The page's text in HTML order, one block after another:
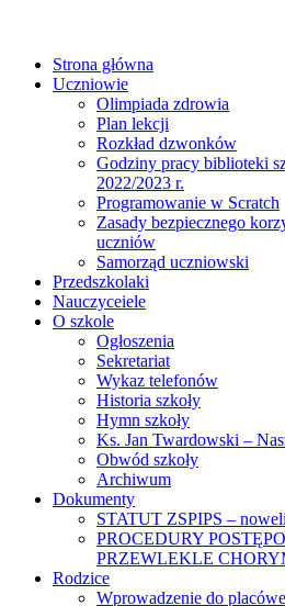
Strona główna
Uczniowie
Olimpiada zdrowia
Plan lekcji
Rozkład dzwonków
Godziny pracy biblioteki
2022/2023 r.
Programowanie w Scratch
Zasady bezpiecznego
uczniów
Samorząd uczniowski
Przedszkolaki
Nauczyceiele
O szkole
Ogłoszenia
Sekretariat
Wykaz telefonów
Historia szkoły
Hymn szkoły
Ks. Jan Twardowski –
Obwód szkoły
Archiwum
Dokumenty
STATUT ZSPIPS –
PROCEDURY
PRZEWLEKLE
Rodzice
Wprowadzenie do